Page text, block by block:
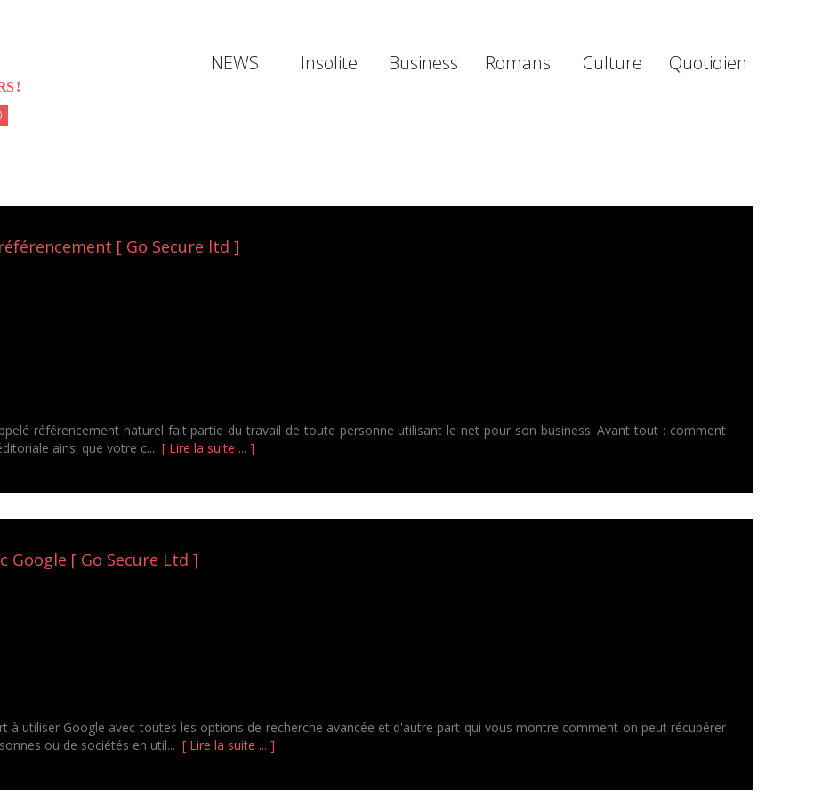
!
NEWS Insolite Business Romans Culture Quotidien
[ Go Secure ltd ]
référencement naturel fait partie du travail de toute personne utilisant le net pour son business. Avant tout : comment
ainsi que votre c... [ Lire la suite ... ]
Google [ Go Secure Ltd ]
à utiliser Google avec toutes les options de recherche avancée et d'autre part qui vous montre comment on peut récupérer
ou de sociétés en util... [ Lire la suite ... ]